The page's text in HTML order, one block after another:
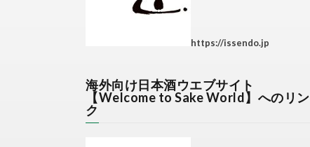
https://issendo.jp
海外向け日本酒ウエブサイト
【Welcome to Sake World】へのリン
ク